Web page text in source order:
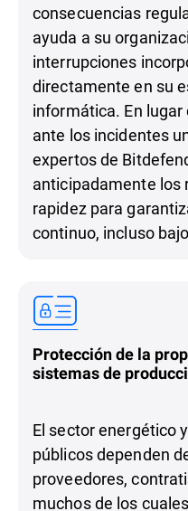
consecuencias
ayuda a su
interrupciones
directamente en su
informática. En
ante los incidentes
expertos de
anticipadamente los
rapidez para
continuo, incluso
Protección de la
sistemas de
El sector energético
públicos dependen
proveedores,
muchos de los